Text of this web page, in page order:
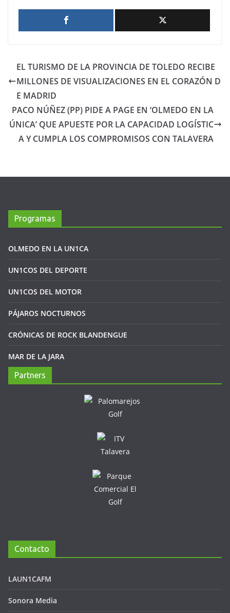
EL TURISMO DE LA PROVINCIA DE TOLEDO RECIBE
MILLONES DE VISUALIZACIONES EN EL CORAZÓN D
E MADRID
PACO NÚÑEZ (PP) PIDE A PAGE EN ‘OLMEDO EN LA
ÚNICA’ QUE APUESTE POR LA CAPACIDAD LOGÍSTIC
A Y CUMPLA LOS COMPROMISOS CON TALAVERA
Programas
OLMEDO EN LA UN1CA
UN1COS DEL DEPORTE
UN1COS DEL MOTOR
PÁJAROS NOCTURNOS
CRÓNICAS DE ROCK BLANDENGUE
MAR DE LA JARA
Partners
Contacto
LAUN1CAFM
Sonora Media